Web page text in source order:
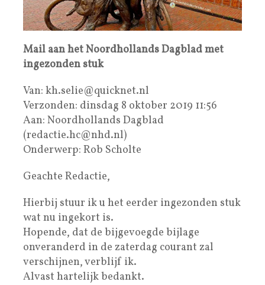
Mail aan het Noordhollands Dagblad met
ingezonden stuk
Van: kh.selie@quicknet.nl
Verzonden: dinsdag 8 oktober 2019 11:56
Aan: Noordhollands Dagblad
(redactie.hc@nhd.nl)
Onderwerp: Rob Scholte
Geachte Redactie,
Hierbij stuur ik u het eerder ingezonden stuk
wat nu ingekort is.
Hopende, dat de bijgevoegde bijlage
onveranderd in de zaterdag courant zal
verschijnen, verblijf ik.
Alvast hartelijk bedankt.